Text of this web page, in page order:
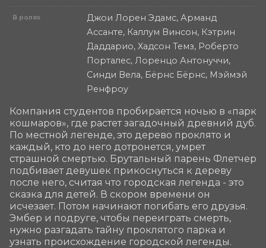
В ролях
Джои Лорен Эдамс, Арманд
Ассанте, Каллум Винсон, Кэтрин
Даддарио, Хадсон Темз, Роберто
Порталес, Лоренцо Антонуччи,
Синди Вела, Бёрнс Бёрнс, Мэймэй
Ренфроу
Компания студентов пробирается ночью в «парк
кошмаров», где растет загадочный древний дуб.
По местной легенде, это дерево проклято и
каждый, кто до него дотронется, умрет
страшной смертью. Брутальный парень Флетчер
подбивает девушек прикоснуться к дереву
после него, считая что городская легенда - это
сказка для детей. В скором времени он
исчезает. Потом начинают погибать его друзья.
Эмбер и подруге, чтобы переиграть смерть,
нужно разгадать тайну проклятого парка и
узнать происхождение городской легенды.